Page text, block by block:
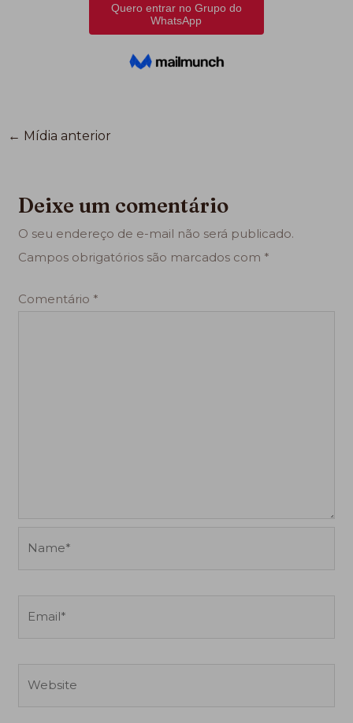
← Mídia anterior
Deixe um comentário
O seu endereço de e-mail não será publicado.
Campos obrigatórios são marcados com *
Comentário *